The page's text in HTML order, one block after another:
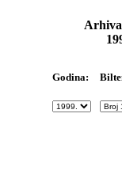
Godina: